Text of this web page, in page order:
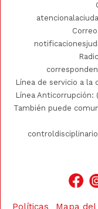
Línea de servicio a la
Línea Anticorrupción:
También puede
Políticas Mapa del